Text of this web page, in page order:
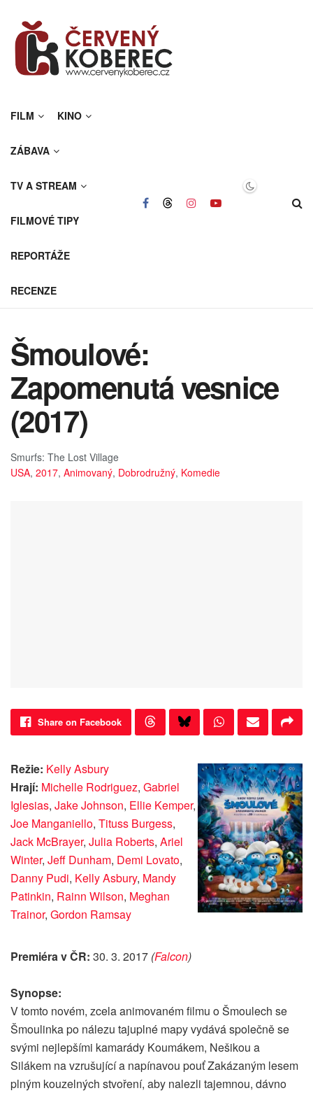
FILM KINO
ZÁBAVA
TV A STREAM
FILMOVÉ TIPY
REPORTÁŽE
RECENZE
Šmoulové:
Zapomenutá vesnice
(2017)
Smurfs: The Lost Village
USA, 2017, Animovaný, Dobrodružný, Komedie
Share on Facebook
Režie: Kelly Asbury
Hrají: Michelle Rodriguez, Gabriel
Iglesias, Jake Johnson, Ellie Kemper,
Joe Manganiello, Tituss Burgess,
Jack McBrayer, Julia Roberts, Ariel
Winter, Jeff Dunham, Demi Lovato,
Danny Pudi, Kelly Asbury, Mandy
Patinkin, Rainn Wilson, Meghan
Trainor, Gordon Ramsay
Premiéra v ČR: 30. 3. 2017 (Falcon)
Synopse:
V tomto novém, zcela animovaném filmu o Šmoulech se
Šmoulinka po nálezu tajuplné mapy vydává společně se
svými nejlepšími kamarády Koumákem, Nešikou a
Silákem na vzrušující a napínavou pouť Zakázaným lesem
plným kouzelných stvoření, aby nalezli tajemnou, dávno